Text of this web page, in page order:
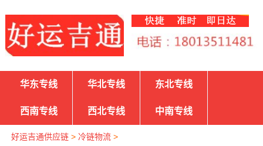
华东专线 华北专线 东北专线
西南专线 西北专线 中南专线
好运吉通供应链> 冷链物流>